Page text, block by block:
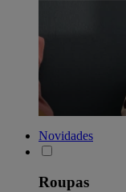
Novidades
Roupas